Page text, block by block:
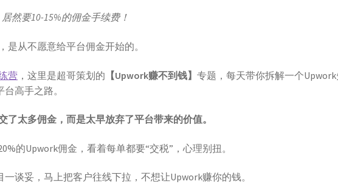
然要10-15%的佣金手续费！
是从不愿意给平台佣金开始的。
营 ，这里是超哥策划的 【Upwork赚不到钱】专题，每天带你拆解一个
高手之路。
了太多佣金，而是太早放弃了平台带来的价值。
的Upwork佣金，看着每单都要“交税”，心理别扭。
谈妥，马上把客户往线下拉，不想让Upwork赚你的钱。